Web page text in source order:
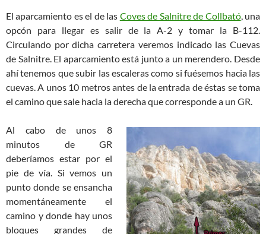
El aparcamiento es el de las Coves de Salnitre de Collbató, una
opcón para llegar es salir de la A-2 y tomar la B-112.
Circulando por dicha carretera veremos indicado las Cuevas
de Salnitre. El aparcamiento está junto a un merendero. Desde
ahí tenemos que subir las escaleras como si fuésemos hacia las
cuevas. A unos 10 metros antes de la entrada de éstas se toma
el camino que sale hacia la derecha que corresponde a un GR.
Al cabo de unos 8
minutos de GR
deberíamos estar por el
pie de vía. Si vemos un
punto donde se ensancha
momentáneamente el
camino y donde hay unos
bloques grandes de